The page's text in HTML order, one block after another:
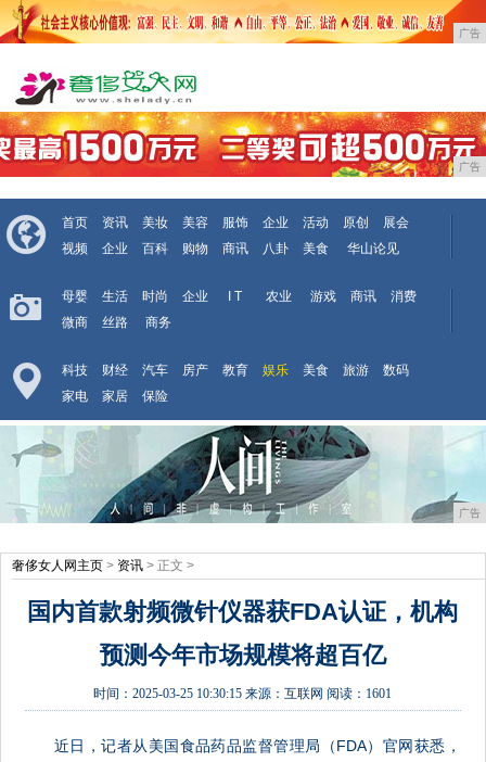
广告
广告
首页 资讯 美妆 美容 服饰 企业 活动 原创
展会
视频
企业 百科 购物 商讯 八卦 美食 华山论见
母婴 生活 时尚 企业 I T 农业 游戏 商讯
消费
微商
丝路 商务
科技 财经 汽车 房产 教育 娱乐 美食 旅游
数码
家电
家居 保险
广告
奢侈女人网主页 > 资讯 > 正文 >
国内首款射频微针仪器获FDA认证，机构
预测今年市场规模将超百亿
时间：2025-03-25 10:30:15 来源：互联网 阅读：1601
近日，记者从美国食品药品监督管理局（FDA）官网获悉，